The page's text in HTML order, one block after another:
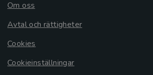
Om oss
Avtal och rättigheter
Cookies
Cookieinställningar